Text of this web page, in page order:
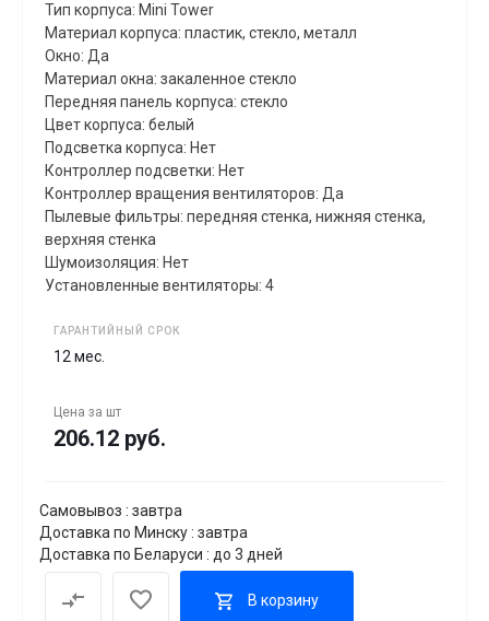
Тип корпуса: Mini Tower
Материал корпуса: пластик, стекло, металл
Окно: Да
Материал окна: закаленное стекло
Передняя панель корпуса: стекло
Цвет корпуса: белый
Подсветка корпуса: Нет
Контроллер подсветки: Нет
Контроллер вращения вентиляторов: Да
Пылевые фильтры: передняя стенка, нижняя стенка,
верхняя стенка
Шумоизоляция: Нет
Установленные вентиляторы: 4
ГАРАНТИЙНЫЙ СРОК
12 мес.
Цена за шт
206.12 руб.
Самовывоз : завтра
Доставка по Минску : завтра
Доставка по Беларуси : до 3 дней
В корзину